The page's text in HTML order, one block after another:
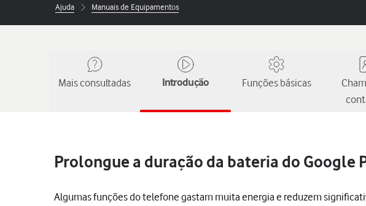
Ajuda Manuais de Equipamentos
Mais consultadas Introdução Funções básicas
Prolongue a duração da bateria do Google
Algumas funções do telefone gastam muita energia e reduzem